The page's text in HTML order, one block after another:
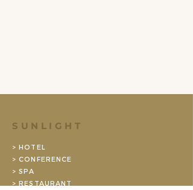
SUNLIGHT
> HOTEL
> CONFERENCE
> SPA
> RESTAURANT